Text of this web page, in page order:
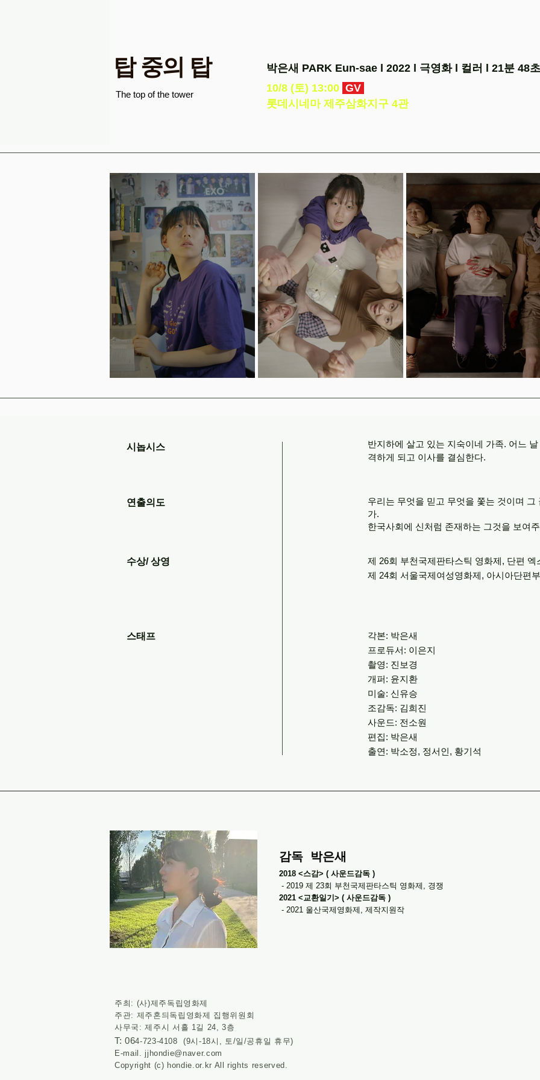
탑 중의 탑
The top of the tower
박은새 PARK Eun-sae l 2022 l 극영화 l 컬러 l 21분 48초
10/8 (토) 13:00 GV
롯데시네마 제주삼화지구 4관
시놉시스
연출의도
수상/ 상영
스태프
반지하에 살고 있는 지숙이네 가족. 어느
격하게 되고 이사를 결심한다.
우리는 무엇을 믿고 무엇을 쫓는 것이며
가.
한국사회에 신처럼 존재하는 그것을 보여
제 26회 부천국제판타스틱 영화제, 단편 엑
제 24회 서울국제여성영화제, 아시아단편
각본: 박은새
프로듀서: 이은지
촬영: 진보경
개퍼: 윤지환
미술: 신유승
조감독: 김희진
사운드: 전소원
편집: 박은새
출연: 박소정, 정서인, 황기석
​감독 박은새
2018 <스감> ( 사운드감독 )
- 2019 제 23회 부천국제판타스틱 영화제, 경쟁
2021 <교환일기> ( 사운드감독 )
- 2021 울산국제영화제, 제작지원작
주최: (사)제주독립영화제
주관: 제주혼듸독립영화제 집행위원회
사무국: 제주시 서흘 1길 24, 3층
T: 064-723-4108 (9시-18시, 토/일/공휴일 휴무)
E-mail. jjhondie@naver.com
Copyright (c) hondie.or.kr All rights reserved.